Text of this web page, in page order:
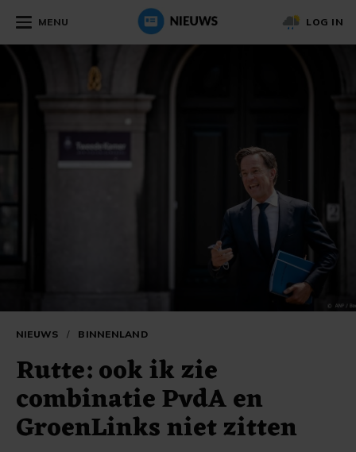
MENU LOG IN
NIEUWS / BINNENLAND
Rutte: ook ik zie
combinatie PvdA en
GroenLinks niet zitten